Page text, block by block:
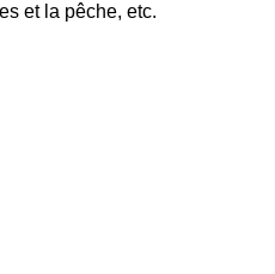
et la pêche, etc.